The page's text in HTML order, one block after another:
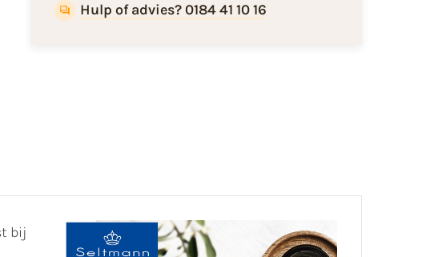
Hulp of advies? 0184 41 10 16
bij